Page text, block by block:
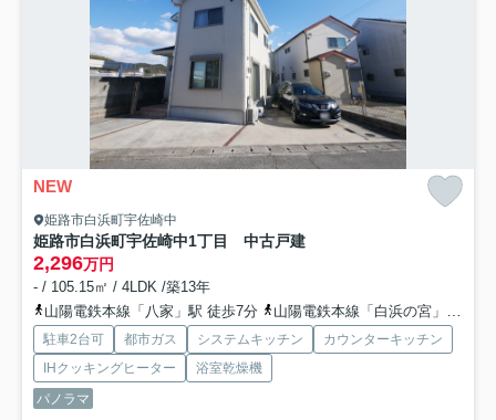
NEW
姫路市白浜町宇佐崎中
姫路市白浜町宇佐崎中1丁目 中古戸建
2,296万円
- / 105.15㎡ / 4LDK /築13年
山陽電鉄本線「八家」駅 徒歩7分
山陽電鉄本線「白浜の宮」駅 徒歩21分
駐車2台可 都市ガス システムキッチン
カウンターキッチン
IHクッキングヒーター
浴室乾燥機
パノラマ